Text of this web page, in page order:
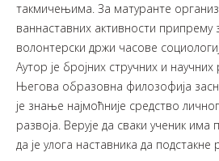
такмичењима. За матуранте
ваннаставних активности припрему
волонтерски држи часове
Аутор је бројних стручних и научних
Његова образовна филозофија
је знање најмоћније средство
развоја. Верује да сваки ученик има
да је улога наставника да подстакне